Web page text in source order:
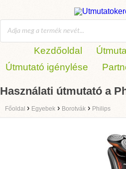
Kezdőoldal
Útmutató igénylése
Használati útmutató a
Főoldal › Egyebek › Borotvák › Philips